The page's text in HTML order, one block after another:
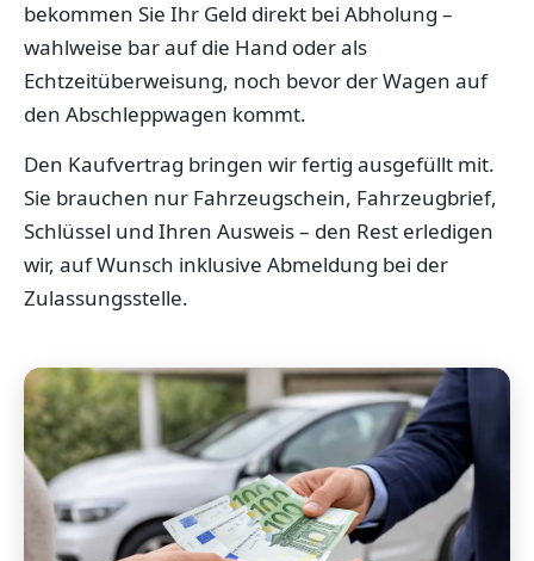
bekommen Sie Ihr Geld direkt bei Abholung –
wahlweise bar auf die Hand oder als
Echtzeitüberweisung, noch bevor der Wagen auf
den Abschleppwagen kommt.
Den Kaufvertrag bringen wir fertig ausgefüllt mit.
Sie brauchen nur Fahrzeugschein, Fahrzeugbrief,
Schlüssel und Ihren Ausweis – den Rest erledigen
wir, auf Wunsch inklusive Abmeldung bei der
Zulassungsstelle.